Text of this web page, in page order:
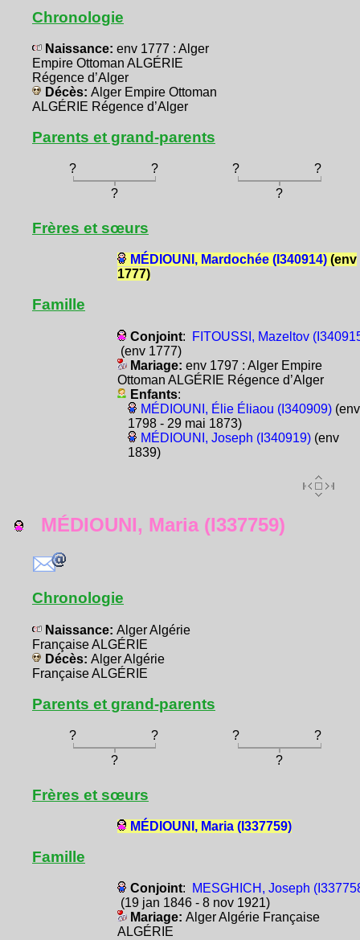
Chronologie
Naissance: env 1777 : Alger
Empire Ottoman ALGÉRIE
Régence d’Alger
Décès: Alger Empire Ottoman
ALGÉRIE Régence d’Alger
Parents et grand-parents
? ? ?
?
?
?
Frères et sœurs
MÉDIOUNI, Mardochée (I340914)(env
1777)
Famille
Conjoint:
FITOUSSI, Mazeltov
(env 1777)
Mariage: env 1797 : Alger Empire
Ottoman ALGÉRIE Régence d’Alger
Enfants:
MÉDIOUNI, Élie Éliaou (I340909)(env
1798 - 29 mai 1873)
MÉDIOUNI, Joseph (I340919)(env
1839)
MÉDIOUNI, Maria (I337759)
Chronologie
Naissance: Alger Algérie
Française ALGÉRIE
Décès: Alger Algérie
Française ALGÉRIE
Parents et grand-parents
? ? ?
?
?
?
Frères et sœurs
MÉDIOUNI, Maria (I337759)
Famille
Conjoint:
MESGHICH, Joseph
(19 jan 1846 - 8 nov 1921)
Mariage: Alger Algérie Française
ALGÉRIE